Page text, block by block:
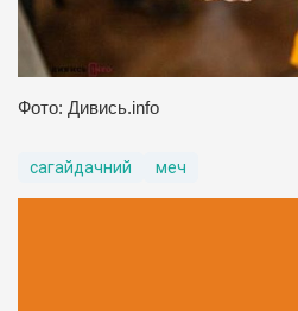
Фото: Дивись.info
сагайдачний меч